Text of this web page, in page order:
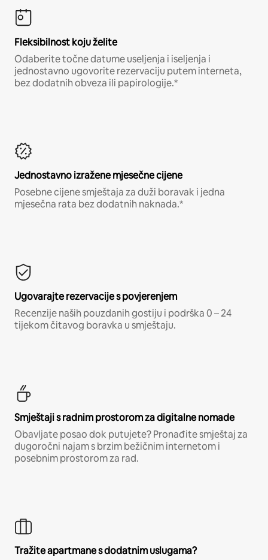
Fleksibilnost koju želite
Odaberite točne datume useljenja i iseljenja i
jednostavno ugovorite rezervaciju putem interneta,
bez dodatnih obveza ili papirologije.*
Jednostavno izražene mjesečne cijene
Posebne cijene smještaja za duži boravak i jedna
mjesečna rata bez dodatnih naknada.*
Ugovarajte rezervacije s povjerenjem
Recenzije naših pouzdanih gostiju i podrška 0 – 24
tijekom čitavog boravka u smještaju.
Smještaji s radnim prostorom za digitalne nomade
Obavljate posao dok putujete? Pronađite smještaj za
dugoročni najam s brzim bežičnim internetom i
posebnim prostorom za rad.
Tražite apartmane s dodatnim uslugama?